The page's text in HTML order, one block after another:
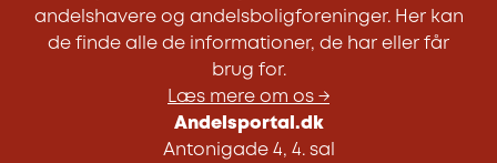
andelshavere og andelsboligforeninger. Her kan
de finde alle de informationer, de har eller får
brug for.
Læs mere om os →
Andelsportal.dk
Antonigade 4, 4. sal